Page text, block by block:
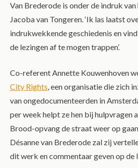
Van Brederode is onder de indruk
Jacoba van Tongeren. ‘Ik las laatst
indrukwekkende geschiedenis en
de lezingen af te mogen trappen’.
Co-referent Annette Kouwenhoven
City Rights, een organisatie die zich
van ongedocumenteerden in
per week helpt ze hen bij hulpvragen
Brood-opvang de straat weer op
Désanne van Brederode zal zij
dit werk en commentaar geven op de